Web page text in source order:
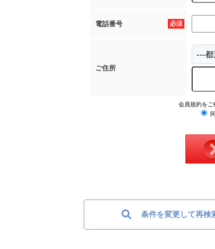
必須
電話番号
ご住所
会員規約をご
条件を変更して再検